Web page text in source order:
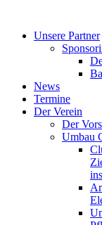
springenUnsere Partner
News
Termine
Der Verein
Der
Umbau